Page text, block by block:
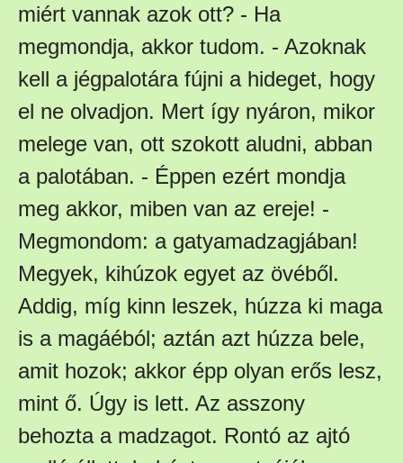
miért vannak azok ott? - Ha
megmondja, akkor tudom. - Azoknak
kell a jégpalotára fújni a hideget, hogy
el ne olvadjon. Mert így nyáron, mikor
melege van, ott szokott aludni, abban
a palotában. - Éppen ezért mondja
meg akkor, miben van az ereje! -
Megmondom: a gatyamadzagjában!
Megyek, kihúzok egyet az övéből.
Addig, míg kinn leszek, húzza ki maga
is a magáéból; aztán azt húzza bele,
amit hozok; akkor épp olyan erős lesz,
mint ő. Úgy is lett. Az asszony
behozta a madzagot. Rontó az ajtó